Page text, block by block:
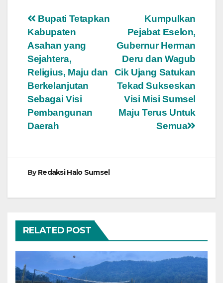
Navigasi
pos
Kumpulkan
Pejabat Eselon,
Gubernur Herman
Deru dan Wagub
Cik Ujang Satukan
Tekad Sukseskan
Visi Misi Sumsel
Maju Terus Untuk
Semua
Bupati Tetapkan
Kabupaten
Asahan yang
Sejahtera,
Religius, Maju dan
Berkelanjutan
Sebagai Visi
Pembangunan
Daerah
ByRedaksi Halo Sumsel
RELATED POST